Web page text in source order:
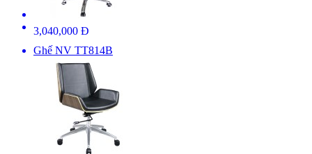
3,040,000 Đ
Ghế NV TT814B